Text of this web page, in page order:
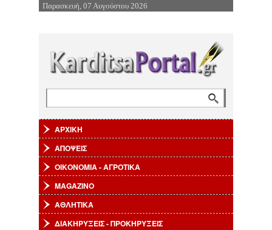
Επιστροφή στην Πλοήγηση
Παρασκευή, 07 Αυγούστου 2026
ΑΡΧΙΚΗ
ΑΠΟΨΕΙΣ
ΟΙΚΟΝΟΜΙΑ - ΑΓΡΟΤΙΚΑ
MAGAZINO
ΑΘΛΗΤΙΚΑ
ΔΙΑΚΗΡΥΞΕΙΣ - ΠΡΟΚΗΡΥΞΕΙΣ